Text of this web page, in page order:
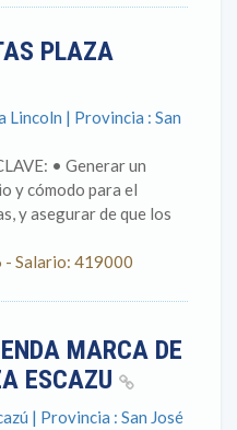
PLAZA
Lincoln | Provincia : San
• Generar un
y cómodo para el
y asegurar de que los
Salario: 419000
MARCA DE
ESCAZU
| Provincia : San José